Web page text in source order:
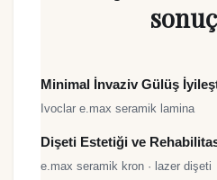
ÖNCESİ
Minimal İnvaziv Gülüş
Ivoclar e.max seramik lamina
ÖNCESİ
Dişeti Estetiği ve
e.max seramik kron · lazer dişeti